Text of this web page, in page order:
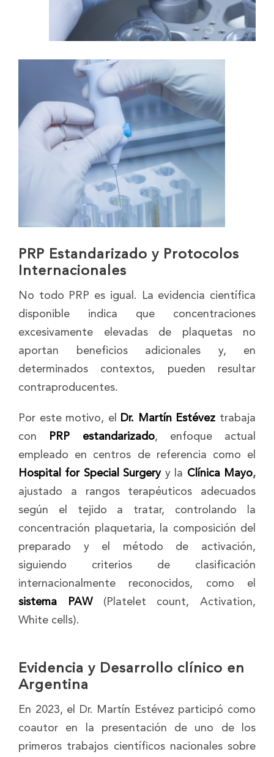
PRP Estandarizado y Protocolos
Internacionales
No todo PRP es igual. La evidencia científica
disponible indica que concentraciones
excesivamente elevadas de plaquetas no
aportan beneficios adicionales y, en
determinados contextos, pueden resultar
contraproducentes.
Por este motivo, el Dr. Martín Estévez trabaja
con PRP estandarizado, enfoque actual
empleado en centros de referencia como el
Hospital for Special Surgery y la Clínica Mayo,
ajustado a rangos terapéuticos adecuados
según el tejido a tratar, controlando la
concentración plaquetaria, la composición del
preparado y el método de activación,
siguiendo criterios de clasificación
internacionalmente reconocidos, como el
sistema PAW (Platelet count, Activation,
White cells).
Evidencia y Desarrollo clínico en
Argentina
En 2023, el Dr. Martín Estévez participó como
coautor en la presentación de uno de los
primeros trabajos científicos nacionales sobre